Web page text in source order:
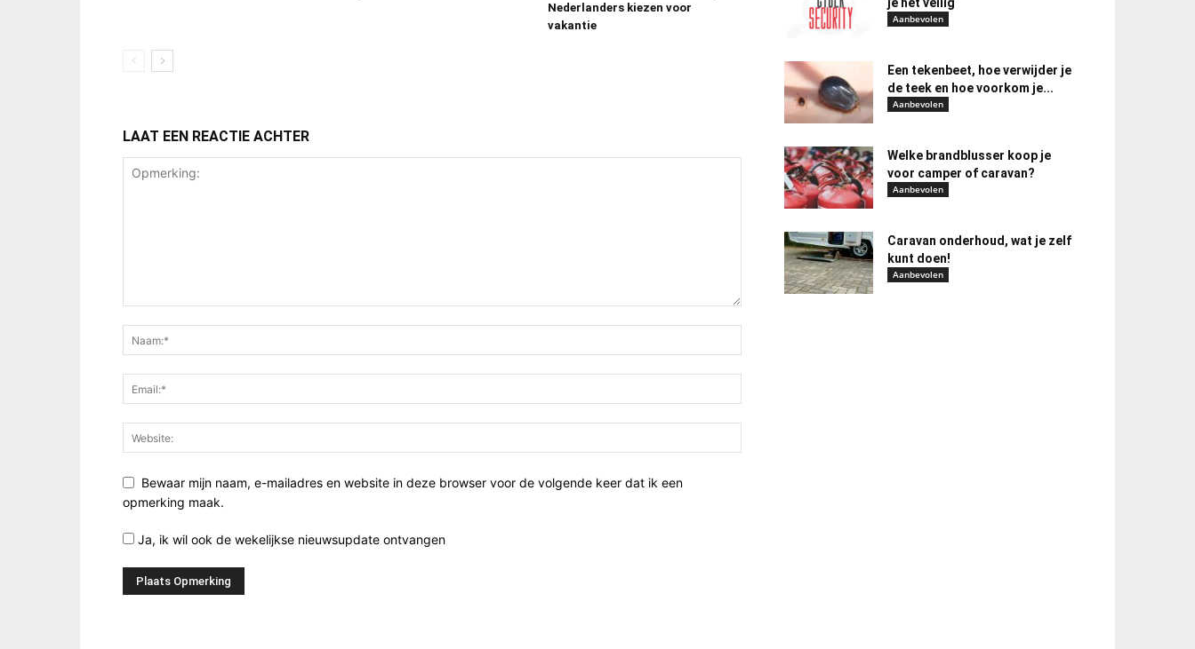
Nederlanders kiezen voor
vakantie
LAAT EEN REACTIE ACHTER
Bewaar mijn naam, e-mailadres en website in deze browser voor de volgende keer dat ik een
opmerking maak.
Ja, ik wil ook de wekelijkse nieuwsupdate ontvangen
Aanbevolen
Een tekenbeet, hoe verwijder je
de teek en hoe voorkom je...
Aanbevolen
Welke brandblusser koop je
voor camper of caravan?
Aanbevolen
Caravan onderhoud, wat je zelf
kunt doen!
Aanbevolen